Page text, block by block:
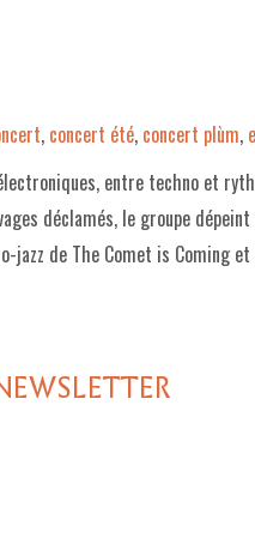
, concert été, concert plùm,
entre techno et
déclamés, le groupe
jazz de The Comet is Coming